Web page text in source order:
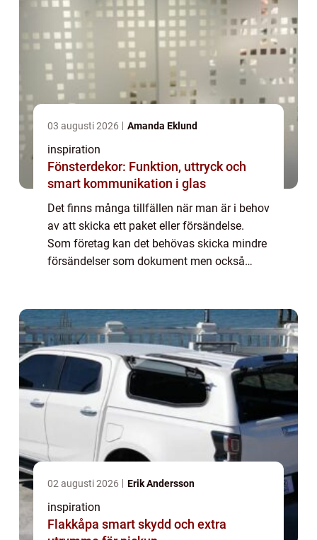
03 augusti 2026 Amanda Eklund
inspiration
Fönsterdekor: Funktion, uttryck och
smart kommunikation i glas
Det finns många tillfällen när man är i behov
av att skicka ett paket eller försändelse.
Som företag kan det behövas skicka mindre
försändelser som dokument men också
02 augusti 2026 Erik Andersson
inspiration
Flakkåpa smart skydd och extra